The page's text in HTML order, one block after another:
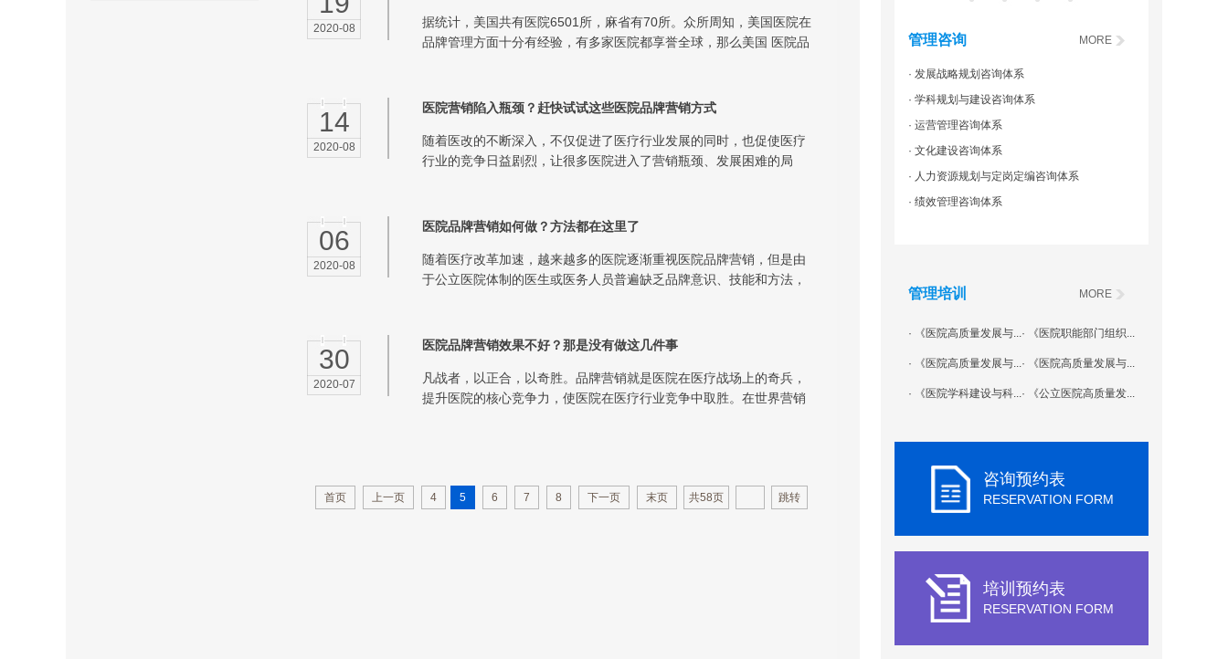
2020-08
据统计，美国共有医院6501所，麻省有70所。众所周知，美国医院在
品牌管理方面十分有经验，有多家医院都享誉全球，那么美国 医院品
14
2020-08
医院营销陷入瓶颈？赶快试试这些医院品牌营销方式
随着医改的不断深入，不仅促进了医疗行业发展的同时，也促使医疗
行业的竞争日益剧烈，让很多医院进入了营销瓶颈、发展困难的局
06
2020-08
医院品牌营销如何做？方法都在这里了
随着医疗改革加速，越来越多的医院逐渐重视医院品牌营销，但是由
于公立医院体制的医生或医务人员普遍缺乏品牌意识、技能和方法，
30
2020-07
医院品牌营销效果不好？那是没有做这几件事
凡战者，以正合，以奇胜。品牌营销就是医院在医疗战场上的奇兵，
提升医院的核心竞争力，使医院在医疗行业竞争中取胜。在世界营销
首页 上一页 4 5 6 7 8 下一页 末页 共58页
管理咨询 MORE
· 发展战略规划咨询体系
· 学科规划与建设咨询体系
· 运营管理咨询体系
· 文化建设咨询体系
· 人力资源规划与定岗定编咨询体系
· 绩效管理咨询体系
管理培训 MORE
· 《医院高质量发展与...· 《医院职能部门组织...
· 《医院高质量发展与...· 《医院高质量发展与...
· 《医院学科建设与科...· 《公立医院高质量发...
咨询预约表
RESERVATION FORM
培训预约表
RESERVATION FORM